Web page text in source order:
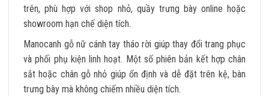
trên, phù hợp với shop nhỏ, quầy trưng bày online hoặc
showroom hạn chế diện tích.
Manocanh gỗ nữ cánh tay tháo rời giúp thay đổi trang phục
và phối phụ kiện linh hoạt. Một số phiên bản kết hợp chân
sắt hoặc chân gỗ nhỏ giúp ổn định và dễ đặt trên kệ, bàn
trưng bày mà không chiếm nhiều diện tích.